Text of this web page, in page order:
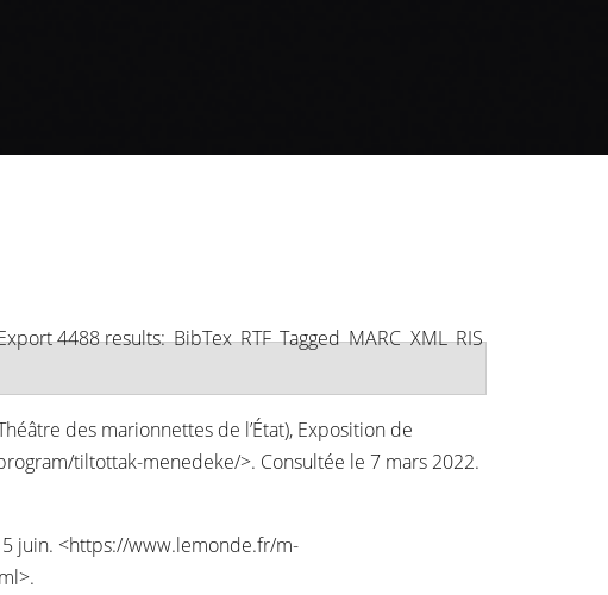
4488 results:BibTex RTF Tagged MARC XML RIS
des marionnettes de l’État), Exposition de
tiltottak-menedeke/>. Consultée le 7 mars 2022.
5 juin. <https://www.lemonde.fr/m-
>.